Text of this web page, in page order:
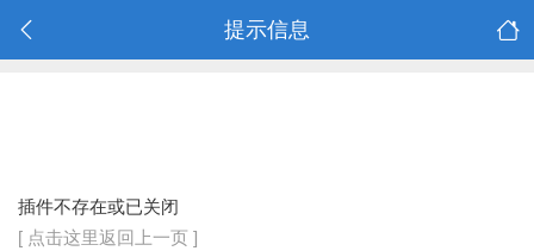
提示信息
插件不存在或已关闭
[ 点击这里返回上一页 ]